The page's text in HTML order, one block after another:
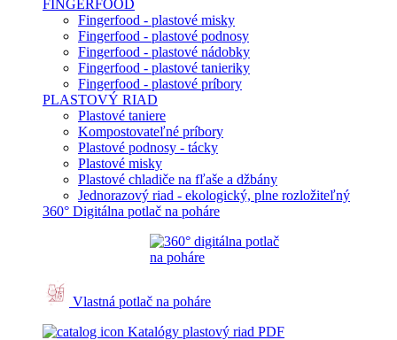
FINGERFOOD
Fingerfood - plastové misky
Fingerfood - plastové podnosy
Fingerfood - plastové nádobky
Fingerfood - plastové tanieriky
Fingerfood - plastové príbory
PLASTOVÝ RIAD
Plastové taniere
Kompostovateľné príbory
Plastové podnosy - tácky
Plastové misky
Plastové chladiče na fľaše a džbány
Jednorazový riad - ekologický, plne rozložiteľný
360° Digitálna potlač na poháre
Vlastná potlač na poháre
Katalógy plastový riad PDF